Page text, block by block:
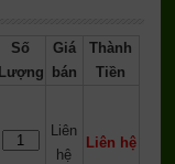
Số
Lượng
Giá
bán
Thành
Tiền
Liên
hệ
Liên hệ